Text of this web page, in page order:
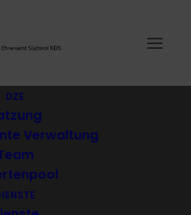
DZE
Verwaltung
St.